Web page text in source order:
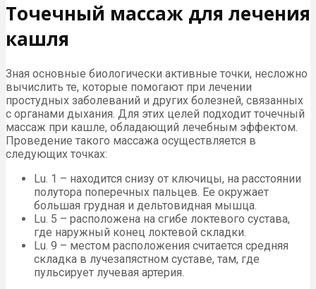
Точечный массаж для лечения
кашля
Зная основные биологически активные точки, несложно
вычислить те, которые помогают при лечении
простудных заболеваний и других болезней, связанных
с органами дыхания. Для этих целей подходит точечный
массаж при кашле, обладающий лечебным эффектом.
Проведение такого массажа осуществляется в
следующих точках:
Lu. 1 – находится снизу от ключицы, на расстоянии
полутора поперечных пальцев. Ее окружает
большая грудная и дельтовидная мышца.
Lu. 5 – расположена на сгибе локтевого сустава,
где наружный конец локтевой складки.
Lu. 9 – местом расположения считается средняя
складка в лучезапястном суставе, там, где
пульсирует лучевая артерия.